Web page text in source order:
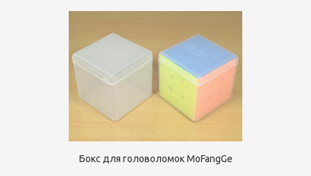
Бокс для головоломок MoFangGe